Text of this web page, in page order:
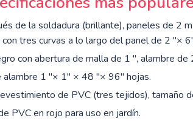
de la soldadura (brillante), paneles de
tres curvas a lo largo del panel de 2 "×
con abertura de malla de 1 ", alambre
alambre 1 "× 1" × 48 "× 96" hojas.
de PVC (tres tejidos),
PVC en rojo para uso en jardín.